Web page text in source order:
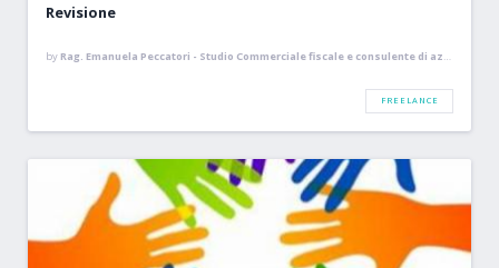
Revisione
byRag. Emanuela Peccatori - Studio Commerciale fiscale e consulente di azienda
FREELANCE